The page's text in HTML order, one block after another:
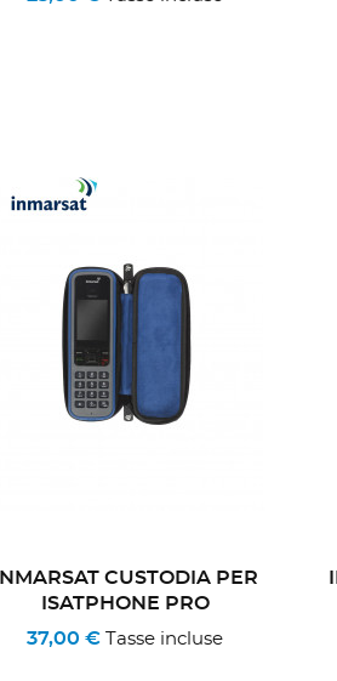
INMARSAT CUSTODIA PER
ISATPHONE PRO
37,00 € Tasse incluse